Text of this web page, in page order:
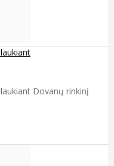
Dovanų rinkinį